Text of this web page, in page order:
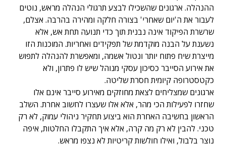
ההנהלה. ארגונים שהשכילו לבצע תרגולי הנהלה מראש, נוטים
לעבור את ה'יום שאחרי' בצורה חלקה ומהירה בהרבה. אצלם,
שרשרת הפיקוד אינה נבנית תוך כדי תנועה תחת אש, אלא
נשענת על הבנה מוקדמת של תפקידים ואחריות. המוכנות הזו
מייצרת שיח פתוח יותר ונטול אשמה, ומאפשרת להנהלה לתפוש
את אירוע הסייבר כסיכון עסקי מנוהל שיש לו פתרון, ולא
כקטסטרופה קיומית חסרת שליטה.
ארגונים שמצליחים לצאת מחוזקים מאירוע סייבר אינם אלו
שחזרו לפעילות הכי מהר, אלא אלו שעצרו לחשוב אחרת. השלב
הראשון בחשיבה האחרת הוא ביצוע תחקיר ניהולי עמוק, לא רק
טכני. להבין לא רק מה קרה, אלא איך התקבלו החלטות, איפה
נוצר בלבול, ואילו חולשות קריטיות לא נצפו מראש.